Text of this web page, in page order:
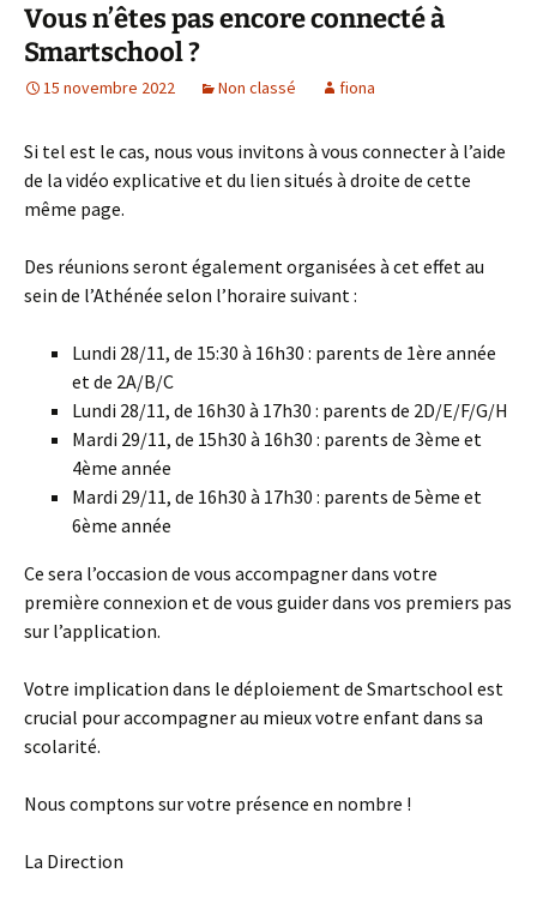
Vous n’êtes pas encore connecté à
Smartschool ?
15 novembre 2022 Non classé fiona
Si tel est le cas, nous vous invitons à vous connecter à l’aide
de la vidéo explicative et du lien situés à droite de cette
même page.
Des réunions seront également organisées à cet effet au
sein de l’Athénée selon l’horaire suivant :
Lundi 28/11, de 15:30 à 16h30 : parents de 1ère année
et de 2A/B/C
Lundi 28/11, de 16h30 à 17h30 : parents de 2D/E/F/G/H
Mardi 29/11, de 15h30 à 16h30 : parents de 3ème et
4ème année
Mardi 29/11, de 16h30 à 17h30 : parents de 5ème et
6ème année
Ce sera l’occasion de vous accompagner dans votre
première connexion et de vous guider dans vos premiers pas
sur l’application.
Votre implication dans le déploiement de Smartschool est
crucial pour accompagner au mieux votre enfant dans sa
scolarité.
Nous comptons sur votre présence en nombre !
La Direction